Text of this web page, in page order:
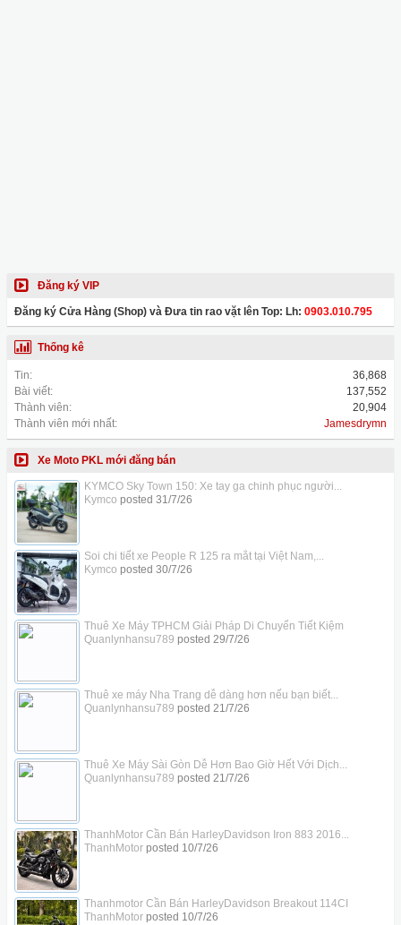
Đăng ký VIP
Đăng ký Cửa Hàng (Shop) và Đưa tin rao vặt lên Top: Lh: 0903.010.795
Thống kê
Tin:
36,868
Bài viết:
137,552
Thành viên:
20,904
Thành viên mới nhất:
Jamesdrymn
Xe Moto PKL mới đăng bán
KYMCO Sky Town 150: Xe tay ga chinh phục người...
Kymco posted 31/7/26
Soi chi tiết xe People R 125 ra mắt tại Việt Nam,...
Kymco posted 30/7/26
Thuê Xe Máy TPHCM Giải Pháp Di Chuyển Tiết Kiệm
Quanlynhansu789 posted 29/7/26
Thuê xe máy Nha Trang dễ dàng hơn nếu bạn biết...
Quanlynhansu789 posted 21/7/26
Thuê Xe Máy Sài Gòn Dễ Hơn Bao Giờ Hết Với Dịch...
Quanlynhansu789 posted 21/7/26
ThanhMotor Cần Bán HarleyDavidson Iron 883 2016...
ThanhMotorposted 10/7/26
Thanhmotor Cần Bán HarleyDavidson Breakout 114CI
ThanhMotorposted 10/7/26